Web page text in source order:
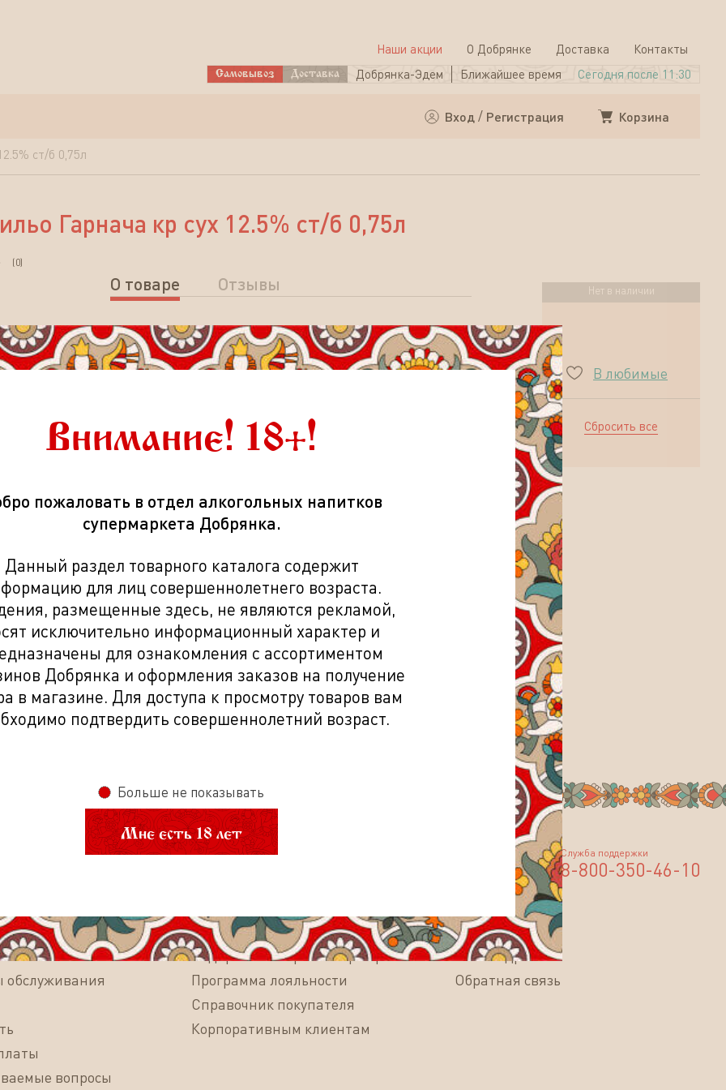
Наши акции О Добрянке Доставка Контакты
Самовывоз Доставка Добрянка-Эдем Ближайшее время Сегодня после 11:30
Вход / Регистрация Корзина
ст/б 0,75л
Гарнача кр сух 12.5% ст/б 0,75л
(0)
О товаре Отзывы
Характеристики товара
Страна
Нет в наличии
В любимые
Сбросить все
Служба поддержки
8-800-350-46-10
обслуживания
вопросы
Покупателям
Подарочные карты и сертификаты
Программа лояльности
Справочник покупателя
Корпоративным клиентам
Контакты
Наши адреса
Обратная связь
Внимание! 18+!
пожаловать в отдел алкогольных напитков
супермаркета Добрянка.
Данный раздел товарного каталога содержит
для лиц совершеннолетнего возраста.
размещенные здесь, не являются рекламой,
исключительно информационный характер и
для ознакомления с ассортиментом
Добрянка и оформления заказов на получение
в магазине. Для доступа к просмотру товаров вам
подтвердить совершеннолетний возраст.
Больше не показывать
Мне есть 18 лет